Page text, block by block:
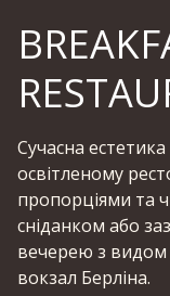
Сучасна
освітленому
пропорціями та
сніданком або
вечерею з видом
вокзал Берліна.